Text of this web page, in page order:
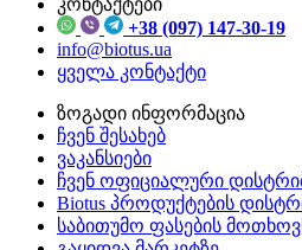
+38 (097) 147-30-19
info@biotus.ua
ყველა კონტაქტი
ზოგადი ინფორმაცია
ჩვენ შესახებ
ვაკანსიები
ჩვენ ოფიციალური
Biotus პროდუქტების
საბითუმო ფასების